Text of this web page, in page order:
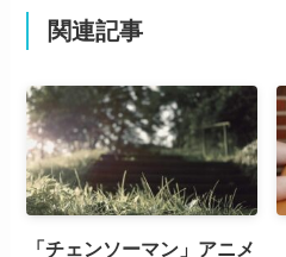
関連記事
「チェンソーマン」アニメ